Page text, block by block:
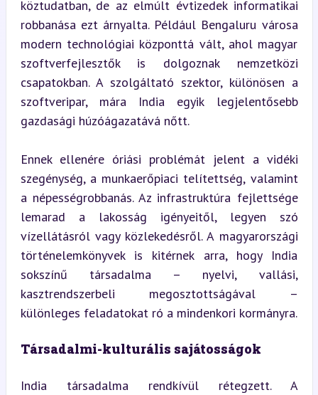
köztudatban, de az elmúlt évtizedek informatikai
robbanása ezt árnyalta. Például Bengaluru városa
modern technológiai központtá vált, ahol magyar
szoftverfejlesztők is dolgoznak nemzetközi
csapatokban. A szolgáltató szektor, különösen a
szoftveripar, mára India egyik legjelentősebb
gazdasági húzóágazatává nőtt.
Ennek ellenére óriási problémát jelent a vidéki
szegénység, a munkaerőpiaci telítettség, valamint
a népességrobbanás. Az infrastruktúra fejlettsége
lemarad a lakosság igényeitől, legyen szó
vízellátásról vagy közlekedésről. A magyarországi
történelemkönyvek is kitérnek arra, hogy India
sokszínű társadalma – nyelvi, vallási,
kasztrendszerbeli megosztottságával –
különleges feladatokat ró a mindenkori kormányra.
Társadalmi-kulturális sajátosságok
India társadalma rendkívül rétegzett. A